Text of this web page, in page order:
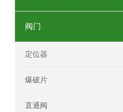
OEMER
mini
阀门
定位器
爆破片
直通阀